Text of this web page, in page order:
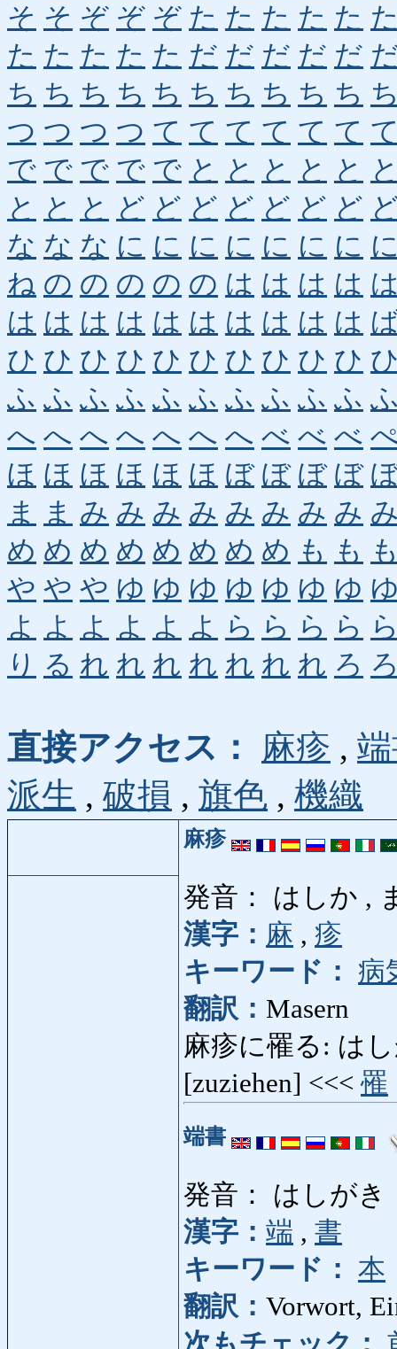
そ そ ぞ ぞ ぞ た た た た た
た た た た た だ だ だ だ だ
ち ち ち ち ち ち ち ち ち ち
つ つ つ つ て て て て て て
で で で で で と と と と と
と と と ど ど ど ど ど ど ど
な な な に に に に に に に
ね の の の の の は は は は
は は は は は は は は は は
ひ ひ ひ ひ ひ ひ ひ ひ ひ ひ
ふ ふ ふ ふ ふ ふ ふ ふ ふ ふ
へ へ へ へ へ へ へ べ べ べ
ほ ほ ほ ほ ほ ほ ぼ ぼ ぼ ぼ
ま
ま み み み み み み み み
め め め め め め め め も も
や や や ゆ ゆ ゆ ゆ ゆ ゆ ゆ
よ よ よ よ よ よ ら ら ら ら
り る れ れ れ れ れ れ れ ろ
直接アクセス： 麻疹 ,
派生 , 破損 , 旗色 , 機織
麻疹
発音： はしか ,
漢字： 麻 , 疹
キーワード： 病
翻訳： Masern
麻疹に罹る: は
[zuziehen] <<<罹
端書
発音： はしがき
漢字： 端 , 書
キーワード： 本
翻訳： Vorwort,